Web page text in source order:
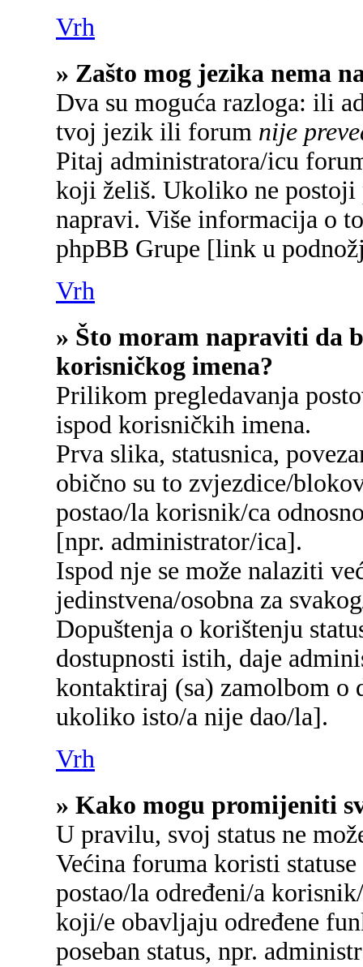
Vrh
» Zašto mog jezika nema
Dva su moguća razloga: ili
tvoj jezik ili forum nije
Pitaj administratora/icu
koji želiš. Ukoliko ne
napravi. Više informacija o
phpBB Grupe [link u
Vrh
» Što moram napraviti da
korisničkog imena?
Prilikom pregledavanja
ispod korisničkih imena.
Prva slika, statusnica,
obično su to zvjezdice/
postao/la korisnik/ca
[npr. administrator/ica].
Ispod nje se može nalaziti
jedinstvena/osobna za
Dopuštenja o korištenju
dostupnosti istih, daje
kontaktiraj (sa) zamolbom o
ukoliko isto/a nije dao/la].
Vrh
» Kako mogu promijeniti
U pravilu, svoj status ne
Većina foruma koristi
postao/la određeni/a
koji/e obavljaju određene
poseban status, npr.